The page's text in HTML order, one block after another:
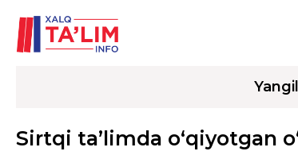
Sirtqi ta’limda o‘qiyotgan